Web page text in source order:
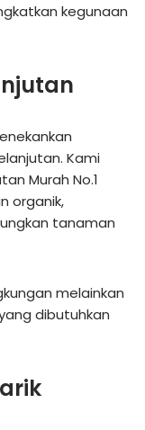
kegunaan
Kami
Murah No.1
organik,
tanaman
melainkan
dibutuhkan